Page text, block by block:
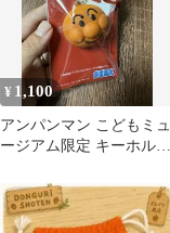
¥ 1,100
アンパンマン こどもミュ
ージアム限定 キーホルダ